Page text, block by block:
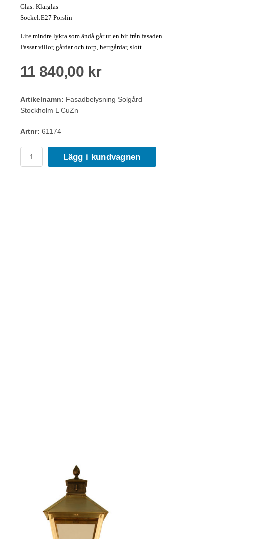
Glas: Klarglas
Sockel:E27 Porslin
Lite mindre lykta som ändå går ut en bit från fasaden.
Passar villor, gårdar och torp, herrgårdar, slott
11 840,00 kr
Artikelnamn: Fasadbelysning Solgård
Stockholm L CuZn
Artnr: 61174
Lägg i kundvagnen